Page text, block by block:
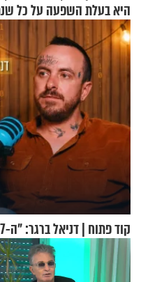
היא בעלת השפעה על כל
תשפ"ז
קוד פתוח | דניאל ברגר: "ה-7 באוקטובר גרם לי לחפש תשובות"